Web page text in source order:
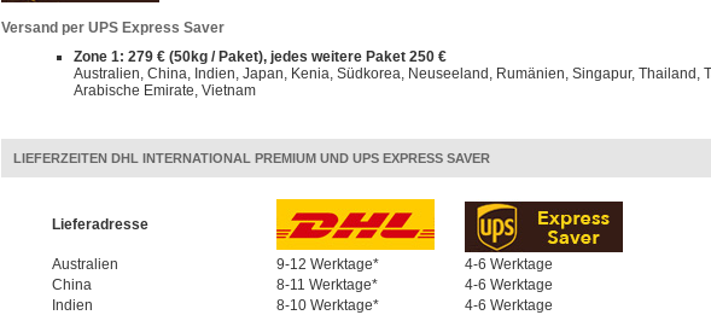
Versand per UPS Express Saver
Zone 1: 279 € (50kg / Paket), jedes weitere Paket 250 €
Australien, China, Indien, Japan, Kenia, Südkorea, Neuseeland, Rumänien, Singapur, Thailand,
Arabische Emirate, Vietnam
LIEFERZEITEN DHL INTERNATIONAL PREMIUM UND UPS EXPRESS SAVER
Lieferadresse
Australien 9-12 Werktage*
4-6 Werktage
China
8-11 Werktage*
4-6 Werktage
Indien
8-10 Werktage*
4-6 Werktage